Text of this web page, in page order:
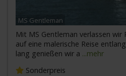
MS Gentleman
Mit MS Gentleman verlassen wir
auf eine malerische Reise
lang genießen wir a ...mehr
Sonderpreis